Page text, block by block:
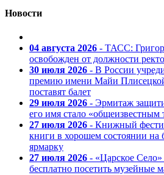
Новости
04 августа 2026 - ТАСС:
освобожден от должности
30 июля 2026 - В России
премию имени Майи
поставят балет
29 июля 2026 - Эрмитаж
его имя стало «общеизвестным
27 июля 2026 - Книжный
книги в хорошем состоянии на
ярмарку
27 июля 2026 - «Царское Село»
бесплатно посетить музейные